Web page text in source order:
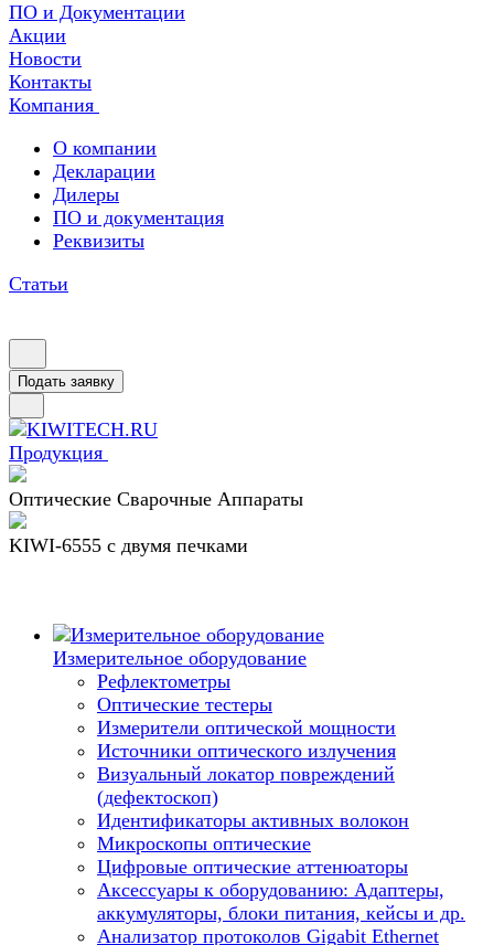
ПО и Документации
Акции
Новости
Контакты
Компания
О компании
Декларации
Дилеры
ПО и документация
Реквизиты
Статьи
Подать заявку
Продукция
Оптические Сварочные Аппараты
KIWI-6555 c двумя печками
Измерительное оборудование
Рефлектометры
Оптические тестеры
Измерители оптической мощности
Источники оптического излучения
Визуальный локатор повреждений
(дефектоскоп)
Идентификаторы активных волокон
Микроскопы оптические
Цифровые оптические аттенюаторы
Аксессуары к оборудованию: Адаптеры,
аккумуляторы, блоки питания, кейсы и др.
Анализатор протоколов Gigabit Ethernet